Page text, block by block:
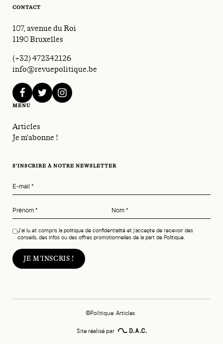
CONTACT
107, avenue du Roi
1190 Bruxelles
(+32) 472342126
info@revuepolitique.be
facebooktwitterinstagram
MENU
Articles
Je m'abonne !
S'INSCRIRE À NOTRE NEWSLETTER
E-mail *
Prénom* Nom*
J'ai lu et compris la politique de confidentialité et j'accepte de recevoir des
conseils, des infos ou des offres promotionnelles de la part de Politique.
©Politique Articles
Site réalisé par